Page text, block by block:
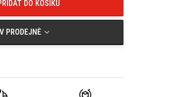
DO KOŠÍKU
PRODEJNĚ